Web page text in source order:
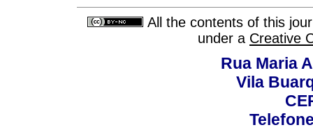
All the contents of this
under a Creative
Rua Maria
Vila